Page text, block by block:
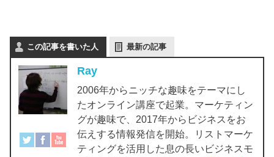
この記事を書いた人 最新の記事
Ray
2006年からニッチな趣味をテーマにし
たオンライン講座で起業。マーケティン
グが趣味で、2017年からビジネスをお
伝えする情報発信を開始。リストマーケ
ティングを活用した息の長いビジネスモ